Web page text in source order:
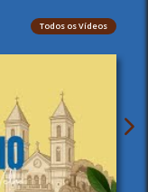
Todos os Vídeos